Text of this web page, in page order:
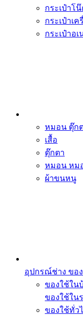
กระเป๋าโ
กระเป๋าเค
กระเป๋าอ
หมอน ตุ๊ก
เสื้อ
ตุ๊กตา
หมอน หม
ผ้าขนหนู
อุปกรณ์ช่าง ขอ
ของใช้ใน
ของใช้ใน
ของใช้ทั่ว